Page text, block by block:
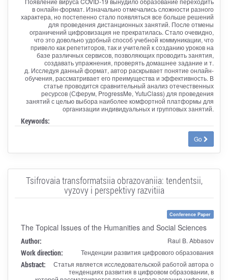
в онлайн-формат. Изначально отмечались сложности разного
характера, но постепенно стало появляться все больше решений
для проведения дистанционных занятий. После отмены
ограничений цифровизация не прекратилась. Стало очевидно,
что это довольно удобный способ учебной коммуникации, что
привело как репетиторов, так и учителей к созданию уроков на
базе различных сервисов, позволяющих проводить занятия,
создавать упражнения, проверять домашнее задание и т.
д. Исследуя данный формат, автор раскрывает понятие онлайн-
обучения, рассматривает его преимущества и эффективность. В
статье проводится сравнительный анализ отечественных
ресурсов (Сферум, ProgressMe, YutuClass) для проведения
занятий с целью выбора наиболее комфортной платформы для
организации индивидуальных и групповых занятий.
Keywords:
Go
Tsifrovaia transformatsiia obrazovaniia: tendentsii,
vyzovy i perspektivy razvitiia
Conference Paper
The Topical Issues of the Humanities and Social Sciences
Author: Raul B. Abbasov
Work direction: Тенденции развития цифрового образования
Abstract:
Статья является исследовательской работой автора о
тенденциях развития в цифровом образовании, в